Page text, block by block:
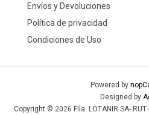
Envíos y Devoluciones
Política de privacidad
Condiciones de Uso
Powered by
Designed by
Copyright © 2026 Fila. LOTANIR SA-